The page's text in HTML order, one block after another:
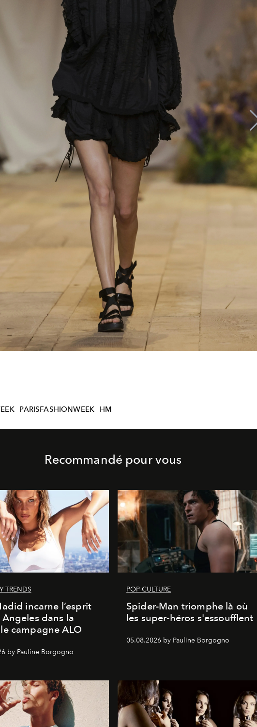
PARISFASHIONWEEK HM
Recommandé pour vous
TRENDS
incarne l’esprit
Angeles dans la
campagne ALO
by Pauline Borgogno
POP CULTURE
Spider-Man triomphe là où
les super-héros s'essoufflent
05.08.2026 by Pauline Borgogno